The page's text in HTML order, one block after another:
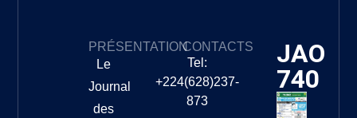
PRÉSENTATION
Le
Journal
des
CONTACTS
Tel:
+224(628)237-
873
JAO
740